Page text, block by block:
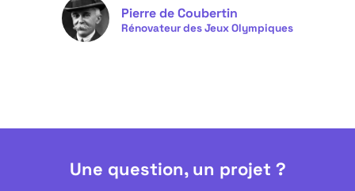
Pierre de Coubertin
Rénovateur des Jeux Olympiques
Une question, un projet ?